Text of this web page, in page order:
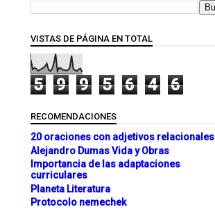
VISTAS DE PÁGINA EN TOTAL
5 9 9 5 6 4 6
RECOMENDACIONES
20 oraciones con adjetivos relacionales
Alejandro Dumas Vida y Obras
Importancia de las adaptaciones
curriculares
Planeta Literatura
Protocolo nemechek